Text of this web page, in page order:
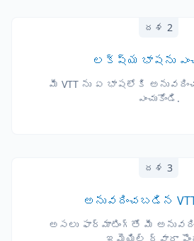
దశ 2
లక్ష్య భాషను
మీ VTT ను ఏ భాషలోకి
ఎంచుకోండి.
దశ 3
అనువదించబడిన VTT
అసలు ఫార్మాటింగ్‌తో మీ